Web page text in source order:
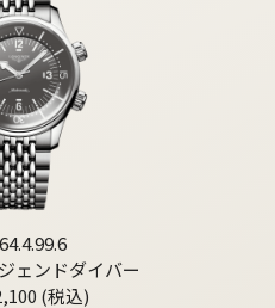
ェンドダイバー
(税込)